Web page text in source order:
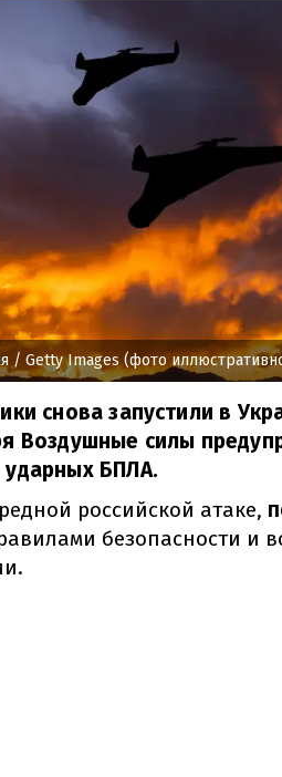
/ Getty Images (фото
снова запустили в
Воздушные силы
БПЛА.
российской атаке,
безопасности и